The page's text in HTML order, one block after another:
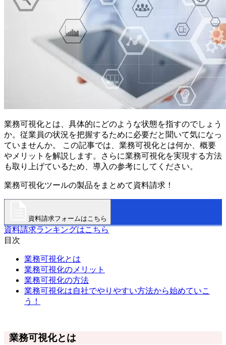
業務可視化とは、具体的にどのような状態を指すのでしょう
か。従業員の状況を把握するために必要だと聞いて気になっ
ていませんか。 この記事では、業務可視化とは何か、概要
やメリットを解説します。さらに業務可視化を実現する方法
も取り上げているため、導入の参考にしてください。
業務可視化ツールの製品をまとめて資料請求！
資料請求フォームはこちら
資料請求ランキングはこちら
目次
業務可視化とは
業務可視化のメリット
業務可視化の方法
業務可視化は自社でやりやすい方法から始めていこ
う！
業務可視化とは